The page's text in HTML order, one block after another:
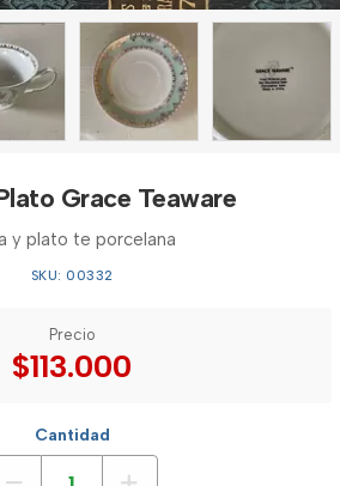
Grace Teaware
y plato te porcelana
SKU: 00332
Precio
$113.000
Cantidad